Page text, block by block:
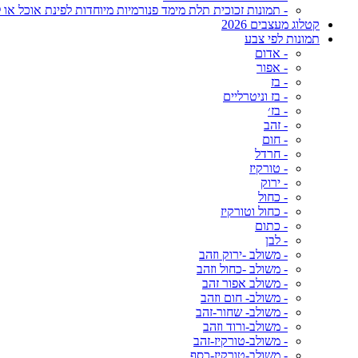
- תמונות זכוכית תלת מימד פנורמיות מיוחדות לפינת אוכל או
קטלוג מעצבים 2026
תמונות לפי צבע
- אדום
- אפור
- בז
- בז וניטרליים
- בז׳
- זהב
- חום
- חרדל
- טורקיז
- ירוק
- כחול
- כחול וטורקיז
- כתום
- לבן
- משולב -ירוק וזהב
- משולב -כחול וזהב
- משולב אפור זהב
- משולב- חום וזהב
- משולב- שחור-זהב
- משולב-ורוד וזהב
- משולב-טורקיז-זהב
- משולב-טורקיז-כסף